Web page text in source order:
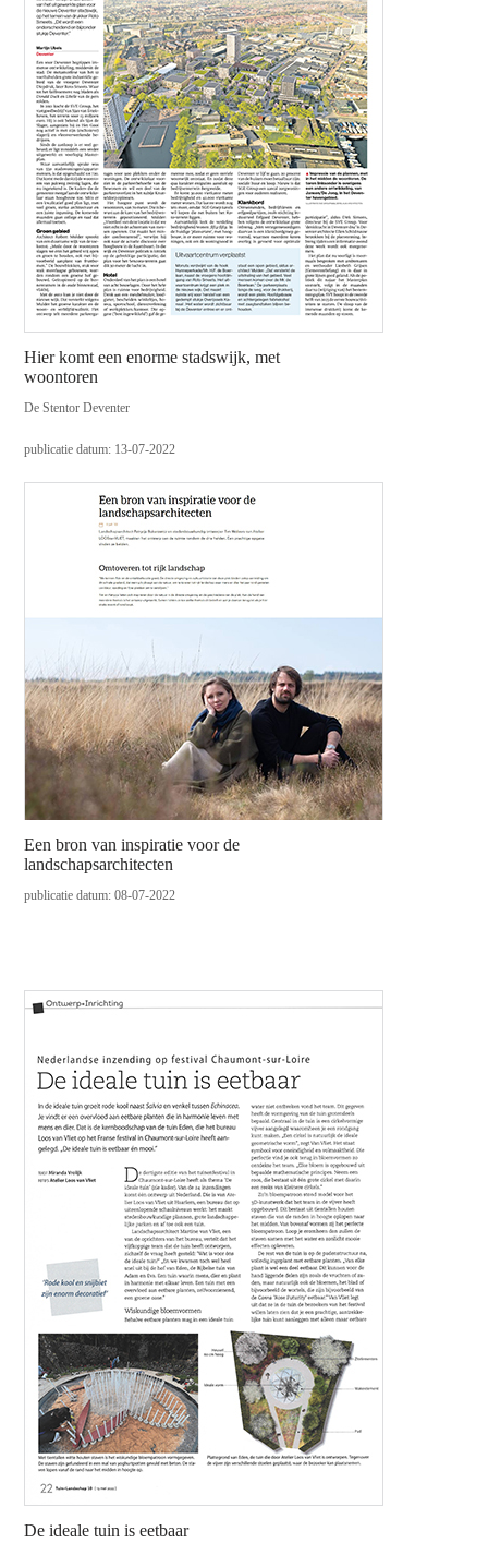
Hier komt een enorme stadswijk, met
woontoren
De Stentor Deventer
publicatie datum: 13-07-2022
Een bron van inspiratie voor de
landschapsarchitecten
publicatie datum: 08-07-2022
De ideale tuin is eetbaar